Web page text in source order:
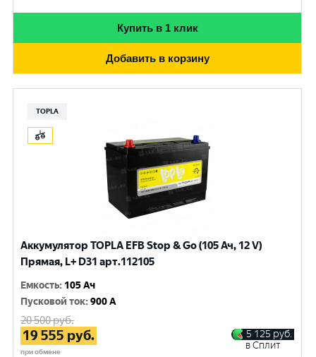
Купить в 1 клик
Добавить в корзину
TOPLA
Аккумулятор TOPLA EFB Stop & Go (105 Ач, 12 V)
Прямая, L+ D31 арт.112105
Емкость: 105 Ач
Пусковой ток:900 A
20 500руб.
19 555 руб.
при обмене
5 125 руб.
в Сплит